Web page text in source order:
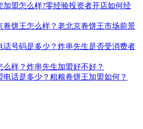
加盟怎么样?零经验投资者开店如何经
卷饼王怎么样？老北京卷饼王市场前景
话号码是多少？炸串先生是否受消费者
么样？炸串先生加盟好不好？
电话是多少？粗粮卷饼王加盟如何？